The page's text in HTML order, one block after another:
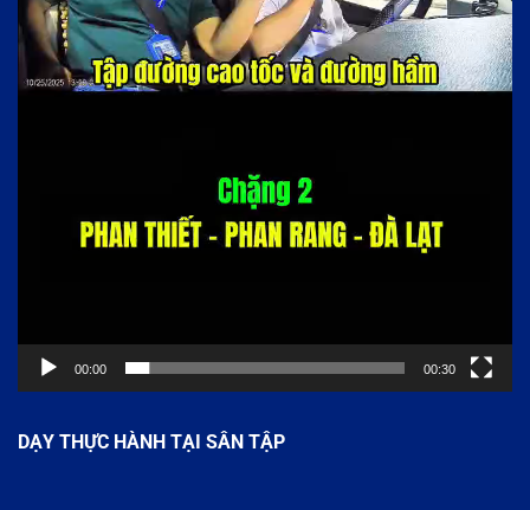
00:00 00:30
DẠY THỰC HÀNH TẠI SÂN TẬP